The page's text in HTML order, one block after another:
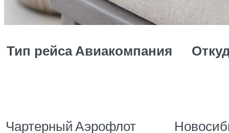
Тип рейсаАвиакомпания
ЧартерныйАэрофлот